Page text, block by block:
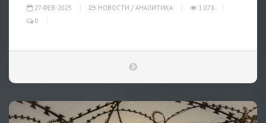
27-ФЕВ-2025 НОВОСТИ / АНАЛИТИКА
1 078
0